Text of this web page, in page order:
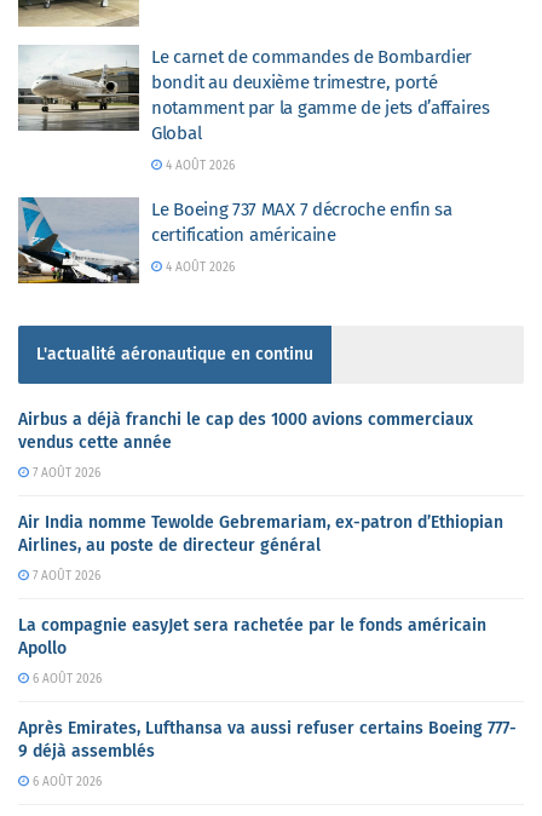
Le carnet de commandes de Bombardier
bondit au deuxième trimestre, porté
notamment par la gamme de jets d’affaires
Global
4 AOÛT 2026
Le Boeing 737 MAX 7 décroche enfin sa
certification américaine
4 AOÛT 2026
L'actualité aéronautique en continu
Airbus a déjà franchi le cap des 1000 avions commerciaux
vendus cette année
7 AOÛT 2026
Air India nomme Tewolde Gebremariam, ex-patron d’Ethiopian
Airlines, au poste de directeur général
7 AOÛT 2026
La compagnie easyJet sera rachetée par le fonds américain
Apollo
6 AOÛT 2026
Après Emirates, Lufthansa va aussi refuser certains Boeing 777-
9 déjà assemblés
6 AOÛT 2026